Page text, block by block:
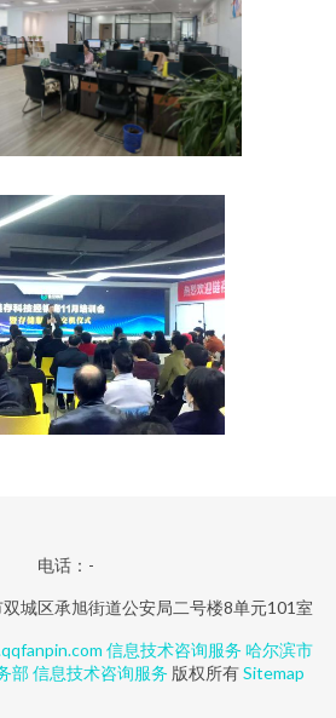
电话：-
城区承旭街道公安局二号楼8单元101室
信息技术咨询服务 哈尔滨市
部信息技术咨询服务 版权所有Sitemap